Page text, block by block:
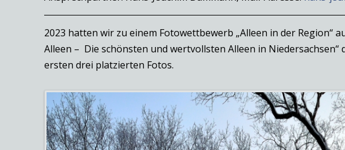
2023 hatten wir zu einem Fotowettbewerb „Alleen in der Region“
Alleen – Die schönsten und wertvollsten Alleen in
ersten drei platzierten Fotos.